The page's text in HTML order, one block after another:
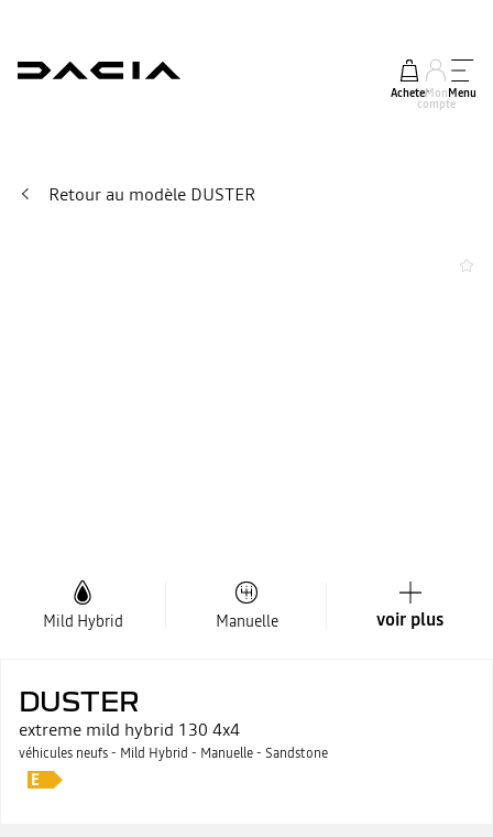
AcheterMon
compte
Menu
Retour au modèle DUSTER
Mild Hybrid Manuelle voir plus
DUSTER
extreme mild hybrid 130 4x4
véhicules neufs - Mild Hybrid - Manuelle - Sandstone